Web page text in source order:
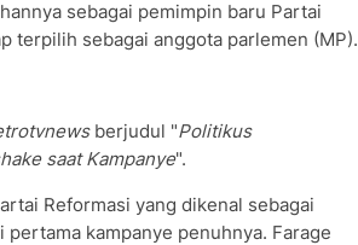
sebagai pemimpin baru Partai
terpilih sebagai anggota parlemen (MP).
berjudul "Politikus
saat Kampanye".
Reformasi yang dikenal sebagai
kampanye penuhnya. Farage